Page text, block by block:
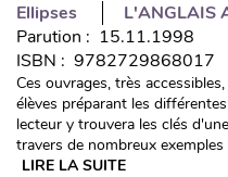
Ellipses
L'ANGLAIS
Parution : 15.11.1998
ISBN : 9782729868017
Ces ouvrages, très
élèves préparant les
lecteur y trouvera les clés
travers de nombreux
LIRE LA SUITE